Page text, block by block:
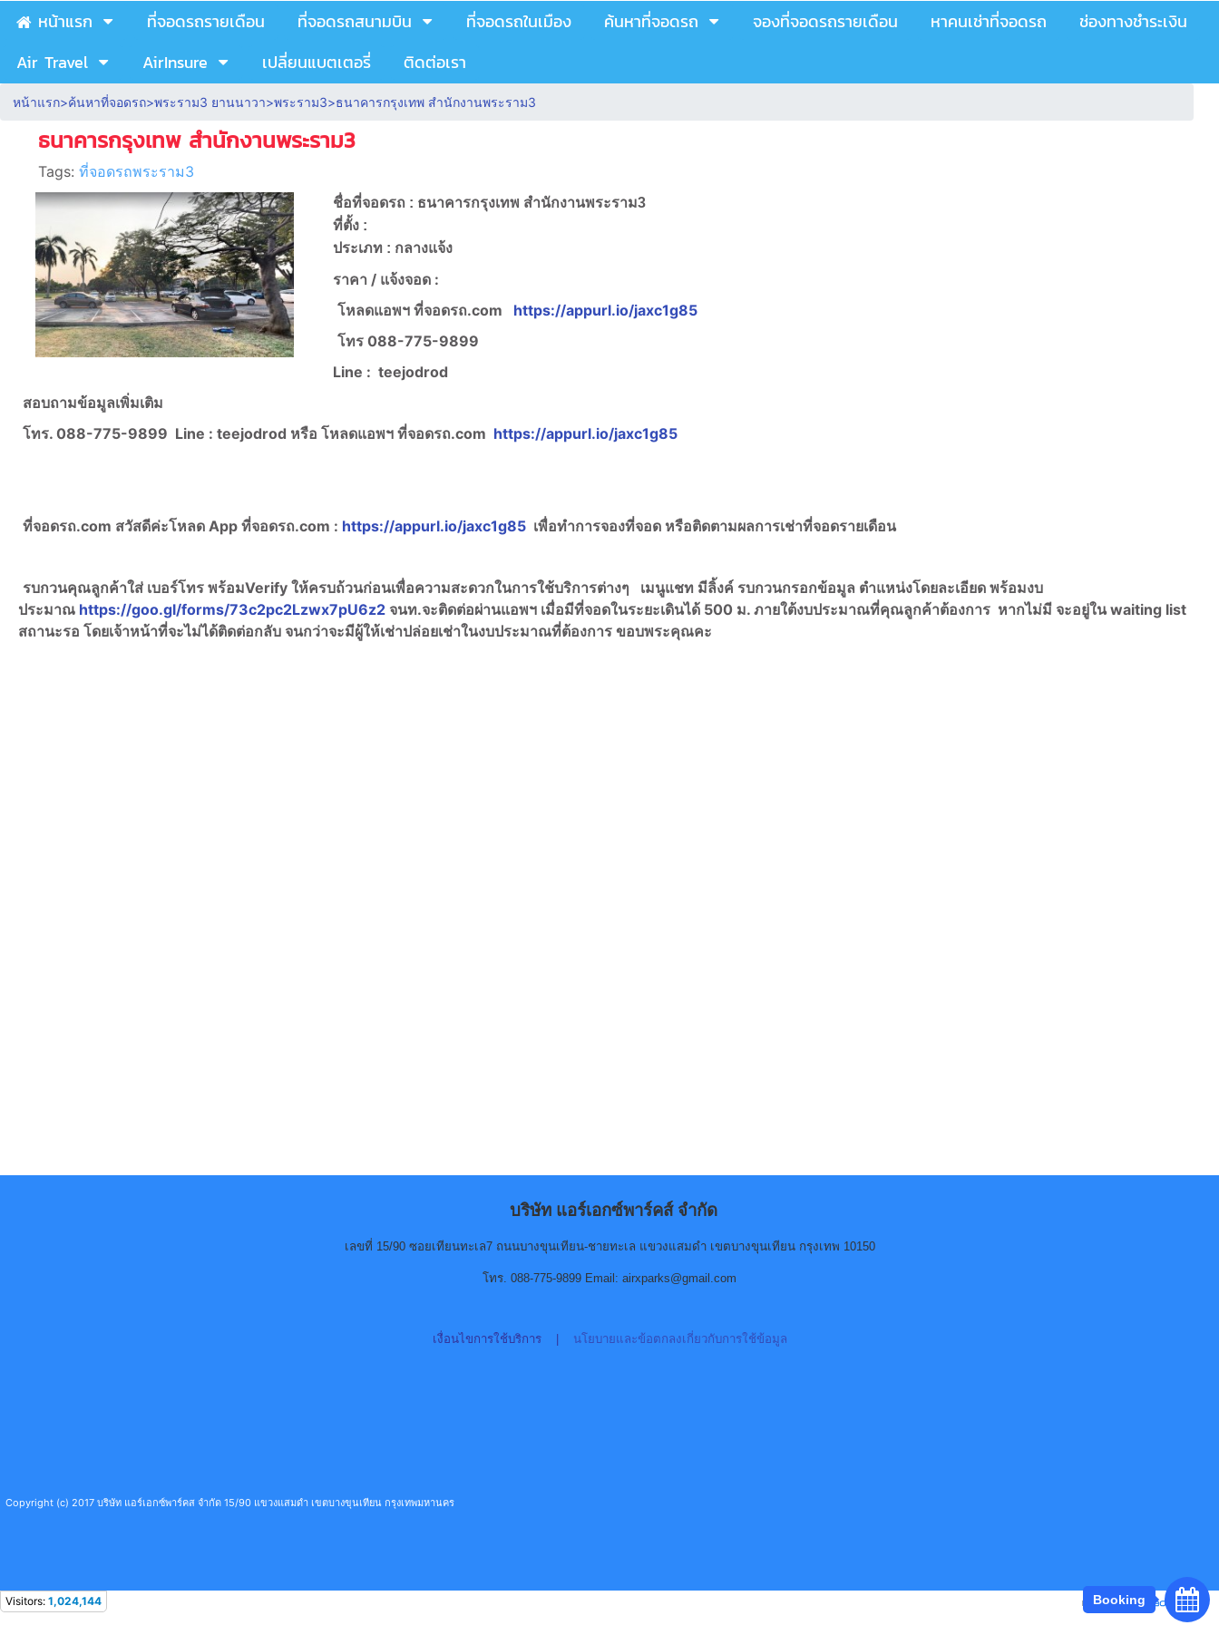
หน้าแรก ที่จอดรถรายเดือน ที่จอดรถสนามบิน ที่จอดรถในเมือง ค้นหาที่จอดรถ จองที่จอดรถรายเดือน หาคนเช่าที่จอดรถ
ช่องทางชำระเงิน
Air Travel
AirInsure เปลี่ยนแบตเตอรี่ ติดต่อเรา
หน้าแรก>ค้นหาที่จอดรถ>พระราม3 ยานนาวา>พระราม3>ธนาคารกรุงเทพ สำนักงานพระราม3
ธนาคารกรุงเทพ สำนักงานพระราม3
Tags: ที่จอดรถพระราม3
ชื่อที่จอดรถ : ธนาคารกรุงเทพ สำนักงานพระราม3
ที่ตั้ง :
ประเภท : กลางแจ้ง
ราคา / แจ้งจอด :
โหลดแอพฯ ที่จอดรถ.com
https://appurl.io/jaxc1g85
โทร 088-775-9899
Line :teejodrod
สอบถามข้อมูลเพิ่มเติม
โทร. 088-775-9899 Line : teejodrod หรือ โหลดแอพฯ ที่จอดรถ.com https://appurl.io/jaxc1g85
ที่จอดรถ.com สวัสดีค่ะโหลด App ที่จอดรถ.com : https://appurl.io/jaxc1g85 เพื่อทำการจองที่จอด หรือติดตามผลการเช่าที่จอดรายเดือน
รบกวนคุณลูกค้าใส่ เบอร์โทร พร้อมVerify ให้ครบถ้วนก่อนเพื่อความสะดวกในการใช้บริการต่างๆ เมนูแชท มีลิ้งค์ รบกวนกรอกข้อมูล ตำแหน่งโดยละเอียด พร้อมงบ
ประมาณ https://goo.gl/forms/73c2pc2Lzwx7pU6z2 จนท.จะติดต่อผ่านแอพฯ เมื่อมีที่จอดในระยะเดินได้ 500 ม. ภายใต้งบประมาณที่คุณลูกค้าต้องการ หากไม่มี จะอยู่ใน waiting list
สถานะรอ โดยเจ้าหน้าที่จะไม่ได้ติดต่อกลับ จนกว่าจะมีผู้ให้เช่าปล่อยเช่าในงบประมาณที่ต้องการ ขอบพระคุณคะ
บริษัท แอร์เอกซ์พาร์คส์ จำกัด
เลขที่ 15/90 ซอยเทียนทะเล7 ถนนบางขุนเทียน-ชายทะเล แขวงแสมดำ เขตบางขุนเทียน กรุงเทพ 10150
โทร. 088-775-9899 Email: airxparks@gmail.com
เงื่อนไขการใช้บริการ| นโยบายและข้อตกลงเกี่ยวกับการใช้ข้อมูล
Copyright (c) 2017 บริษัท แอร์เอกซ์พาร์คส จำกัด 15/90 แขวงแสมดำ เขตบางขุนเทียน กรุงเทพมหานคร
Visitors: 1,024,144 Booking